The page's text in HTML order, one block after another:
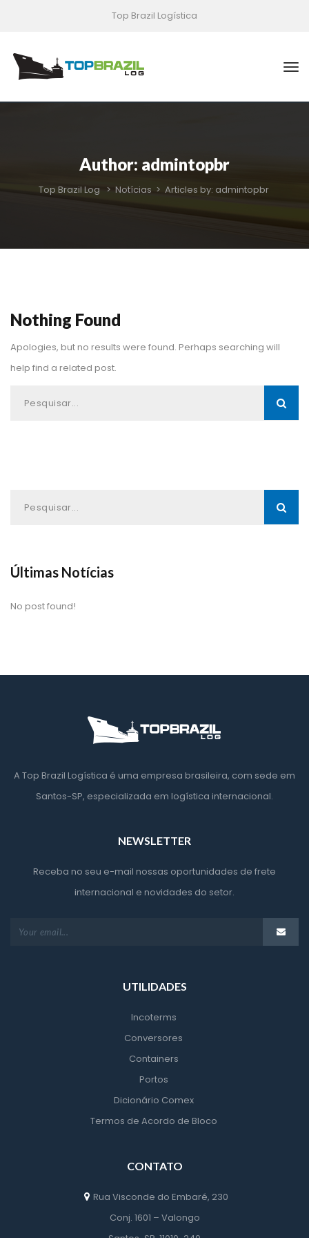
Top Brazil Logística
Author: admintopbr
Top Brazil Log > Notícia > Articles by: admintopbr
Nothing Found
Apologies, but no results were found. Perhaps searching will
help find a related post.
Últimas Notícia
No post found!
A Top Brazil Logística é uma empresa brasileira, com sede em
Santos-SP, especializada em logística internacional.
NEWSLETTER
Receba no seu e-mail nossas oportunidades de frete
internacional e novidades do setor.
UTILIDADES
Incoterm
Conversore
Container
Porto
Dicionário Comex
Termos de Acordo de Bloco
CONTATO
Rua Visconde do Embaré, 230
Conj. 1601 – Valongo